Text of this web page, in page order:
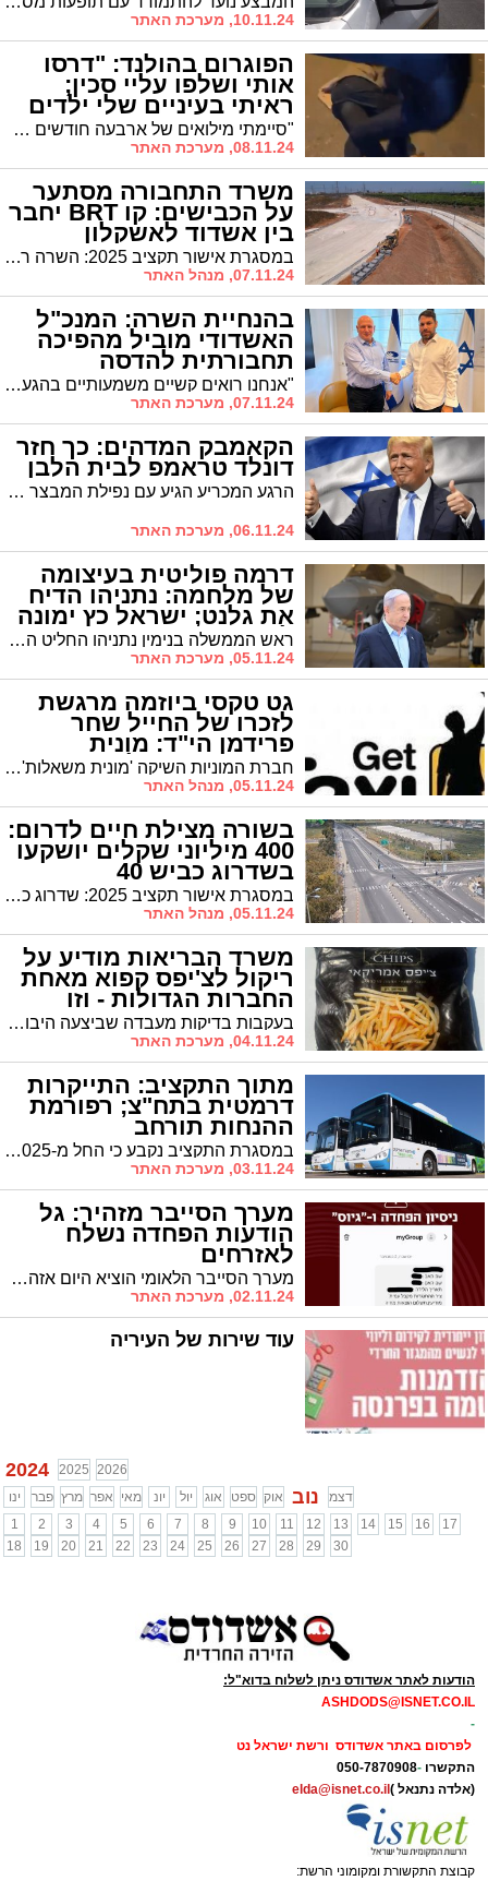
10.11.24, מערכת האתר
הפוגרום בהולנד: "דרסו
אותי ושלפו עליי סכין;
ראיתי בעיניים שלי ילדים
חוטפים מכות" "סיימתי מילואים של ארבעה חודשים בעזה, ומה שחוויתי כאן לא פחות מפחיד", שיחזר אוהד בן 30 את רגעי האימה. "דרסו אותי ושלפו עליי סכין. ראיתי בעיניים שלי ילדים חוטפים מכות. הכל היה מאורגן מראש, והמשטרה כאן הפקירה אותנו"
08.11.24, מערכת האתר
משרד התחבורה מסתער
על הכבישים: קו BRT יחבר
בין אשדוד לאשקלון
במסגרת אישור תקציב 2025: השרה רגב מקדמת תכנית מהפכנית להקמת מערכות הסעת המונים על גלגלים (BRT) במטרופולין המרכז, הצפון והדרום, בהיקף של כ-20 מיליארד שקלים. "מקצרים את הדרכים"
07.11.24, מנהל האתר
בהנחיית השרה: המנכ"ל
האשדודי מוביל מהפיכה
תחבורתית להדסה
"אנחנו רואים קשיים משמעותיים בהגעה לבתי החולים, דבר שמקשה על מטופלים וצוותים רפואיים כאחד", התריע פרופ' וייס בפגישה בסיומה הוחלט על הקמת צוות שיגבש המלצות אופרטיביות לשיפור מערך התחבורה תוך חודשיים, כולל פתרונות לטווח הארוך כמו שיפור תשתיות והרחבת מערך החניה.
07.11.24, מערכת האתר
הקאמבק המדהים: כך חזר
דונלד טראמפ לבית הלבן
הרגע המכריע הגיע עם נפילת המבצר הדמוקרטי בפנסילבניה, שהעניקה לטראמפ 19 אלקטורים קריטיים. בהמשך הלילה הדרמטי נפלו לידיו גם ג'ורג'יה וצפון קרוליינה וויסקונסין. הרפובליקנים השלימו מהפך גם בסנאט וצפויים לשמור על הרוב שלהם בבית הנבחרים - מה שיעניק למפלגה שליטה מלאה בשלוש זרועות השלטון לפחות בשנתיים הקרובות
06.11.24, מערכת האתר
דרמה פוליטית בעיצומה
של מלחמה: נתניהו הדיח
את גלנט; ישראל כץ ימונה
לשר הביטחון ראש הממשלה בנימין נתניהו החליט הערב להדיח את שר הביטחון יואב גלנט מתפקידו. על פי ההודעה, השר ישראל כץ יתמנה לתפקיד שר הביטחון. השר גדעון סער ימונה לשר החוץ
05.11.24, מערכת האתר
גט טקסי ביוזמה מרגשת
לזכרו של החייל שחר
פרידמן הי"ד: מונית
שתגשים משאלות חברת המוניות השיקה 'מונית משאלות' שתסייע להגשמת חלומות של חולים
05.11.24, מנהל האתר
בשורה מצילת חיים לדרום:
400 מיליוני שקלים יושקעו
בשדרוג כביש 40
במסגרת אישור תקציב 2025: שדרוג כביש 40 יוצא לביצוע בעלות של יותר מ-400 מיליון שקלים
05.11.24, מנהל האתר
משרד הבריאות מודיע על
ריקול לצ'יפס קפוא מאחת
החברות הגדולות - וזו
הסיבה בעקבות בדיקות מעבדה שביצעה היבואנית קפוא זן תעשיות, למוצר "צ'יפס אמריקאי בחיתוך דק", ואיתור חיידק מסוג ליסטריה מונוציטוגנס, החברה קוראת להחזיר אצווה אחת שלגביה עלה החשד. שאר מוצרי החברה בטוחים למאכל
04.11.24, מערכת האתר
מתוך התקציב: התייקרות
דרמטית בתח"צ; רפורמת
ההנחות תורחב
במסגרת התקציב נקבע כי החל מ-2025 מחיר נסיעה באוטובוס יעלה משישה ל-8 שקלים, ובמקביל יתייקרו משמעותית גם תעריפי החופשי-חודשי והחופשי-שנתי. לצד ההתייקרות, הוצגה רפורמה מקיפה שמטרתה להקל על אוכלוסיות מוחלשות
03.11.24, מערכת האתר
מערך הסייבר מזהיר: גל
הודעות הפחדה נשלח
לאזרחים
מערך הסייבר הלאומי הוציא היום אזהרה בעקבות גל הודעות SMS מאיימות שנשלחו לאזרחים ברחבי הארץ. ההודעות, שכללו פרטים אישיים של הנמענים, הציעו להם "להתגייס" תמורת תשלום עבור גורמים עוינים.
02.11.24, מערכת האתר
עוד שירות של העיריה
2024 2025 2026
ינו
פבר מרץ אפר מאי יונ יול אוג ספט אוק נוב
דצמ
1
2 3 4 5 6 7 8 9 10 11 12 13 14 15 16
17
18
19 20 21 22 23 24 25 26 27 28 29 30
הודעות לאתר אשדודס ניתן לשלוח בדוא"ל:
ASHDODS@ISNET.CO.IL
-
לפרסום באתר אשדודס ורשת ישראל נט
התקשרו -
050-7870908
(אלדה נתנאל ) elda@isnet.co.il
קבוצת התקשורת ומקומוני הרשת: